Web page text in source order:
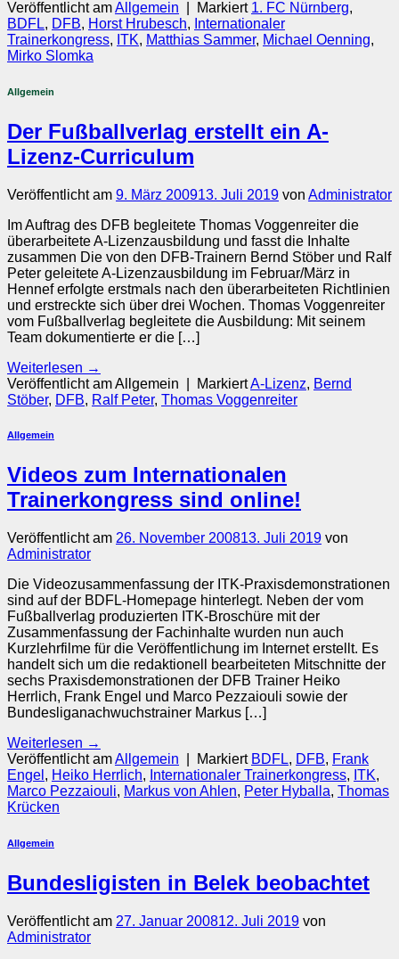
Veröffentlicht amAllgemein Markiert 1. FC Nürnberg,
BDFL, DFB, Horst Hrubesch, Internationaler
Trainerkongress, ITK, Matthias Sammer, Michael Oenning,
Mirko Slomka
Allgemein
Der Fußballverlag erstellt ein A-
Lizenz-Curriculum
Veröffentlicht am 9. März 200913. Juli 2019 von Administrator
Im Auftrag des DFB begleitete Thomas Voggenreiter die
überarbeitete A-Lizenzausbildung und fasst die Inhalte
zusammen Die von den DFB-Trainern Bernd Stöber und Ralf
Peter geleitete A-Lizenzausbildung im Februar/März in
Hennef erfolgte erstmals nach den überarbeiteten Richtlinien
und erstreckte sich über drei Wochen. Thomas Voggenreiter
vom Fußballverlag begleitete die Ausbildung: Mit seinem
Team dokumentierte er die […]
Weiterlesen →
Veröffentlicht am Allgemein
MarkiertA-Lizenz, Bernd
Stöber, DFB, Ralf Peter, Thomas Voggenreiter
Allgemein
Videos zum Internationalen
Trainerkongress sind online!
Veröffentlicht am 26. November 200813. Juli 2019 von
Administrator
Die Videozusammenfassung der ITK-Praxisdemonstrationen
sind auf der BDFL-Homepage hinterlegt. Neben der vom
Fußballverlag produzierten ITK-Broschüre mit der
Zusammenfassung der Fachinhalte wurden nun auch
Kurzlehrfilme für die Veröffentlichung im Internet erstellt. Es
handelt sich um die redaktionell bearbeiteten Mitschnitte der
sechs Praxisdemonstrationen der DFB Trainer Heiko
Herrlich, Frank Engel und Marco Pezzaiouli sowie der
Bundesliganachwuchstrainer Markus […]
Weiterlesen →
Veröffentlicht amAllgemein Markiert BDFL, DFB, Frank
Engel , Heiko Herrlich, Internationaler Trainerkongress, ITK,
Marco Pezzaiouli, Markus von Ahlen, Peter Hyballa, Thomas
Krücken
Allgemein
Bundesligisten in Belek beobachtet
Veröffentlicht am 27. Januar 200812. Juli 2019 von
Administrator